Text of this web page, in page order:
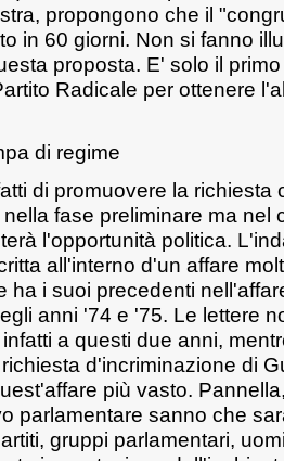
propongono che il
in 60 giorni. Non si fanno
proposta. E' solo il
Radicale per ottenere
di regime
di promuovere la richiesta
fase preliminare ma nel
l'opportunità politica.
all'interno d'un affare
ha i suoi precedenti
anni '74 e '75. Le lettere
a questi due anni,
d'incriminazione di
più vasto.
parlamentare sanno che
gruppi parlamentari,